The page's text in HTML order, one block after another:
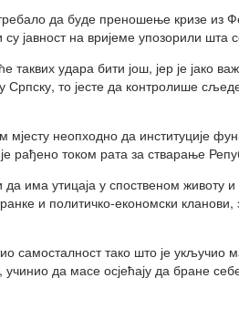
да буде преношење кризе из
јавност на вријеме упозорили шта
удара бити још, јер је јако
то јесте да контролише
неопходно да институције
рађено током рата за стварање
има утицаја у споственом животу и
и политичко-економски кланови,
самосталност тако што је укључио
да масе осјећају да бране